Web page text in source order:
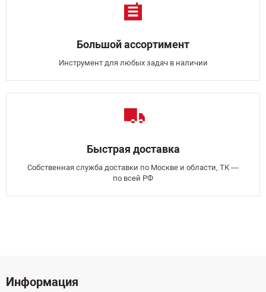
Большой ассортимент
Инструмент для любых задач в наличии
Быстрая доставка
Собственная служба доставки по Москве и области, ТК —
по всей РФ
Информация